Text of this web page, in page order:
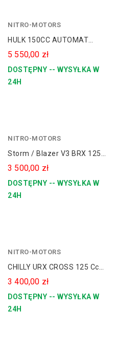
NITRO-MOTORS
HULK 150CC AUTOMAT
KOŁA 8 RS-LINE
5 550,00 zł
DOSTĘPNY -- WYSYŁKA W
24H
NITRO-MOTORS
Storm / Blazer V3 BRX 125cc
14/12 Automat E-Start
3 500,00 zł
DOSTĘPNY -- WYSYŁKA W
24H
NITRO-MOTORS
CHILLY URX CROSS 125 Cc
10/10 E-Start Automat
3 400,00 zł
DOSTĘPNY -- WYSYŁKA W
24H